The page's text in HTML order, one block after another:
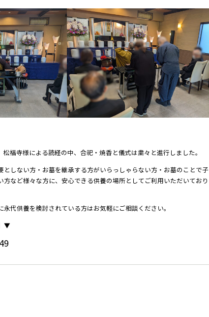
福寺様による読経の中、合祀・焼香と儀式は粛々と進行しました。
としない方・お墓を継承する方がいらっしゃらない方・お墓のことで子
方など様々な方に、安心できる供養の場所としてご利用いただいており
代供養を検討されている方はお気軽にご相談ください。
▼